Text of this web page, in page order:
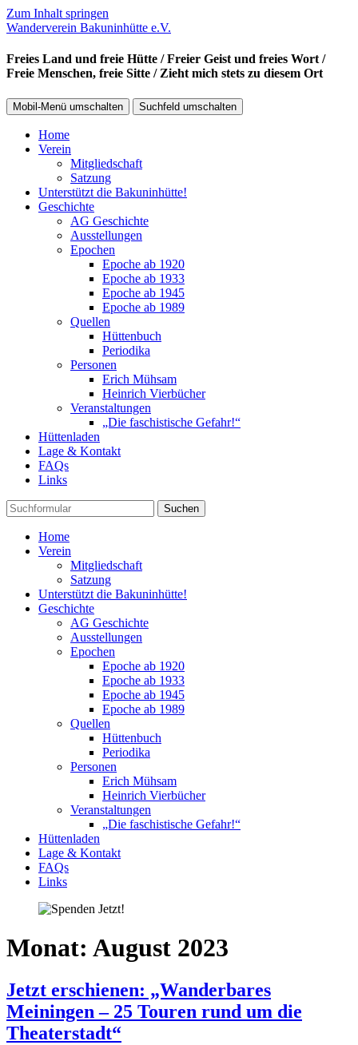
Zum Inhalt springen
Wanderverein Bakuninhütte e.V.
Freies Land und freie Hütte / Freier Geist und freies Wort /
Freie Menschen, freie Sitte / Zieht mich stets zu diesem Ort
Mobil-Menü umschalten Suchfeld umschalten
Home
Verein
Mitgliedschaft
Satzung
Unterstützt die Bakuninhütte!
Geschichte
AG Geschichte
Ausstellungen
Epochen
Epoche ab 1920
Epoche ab 1933
Epoche ab 1945
Epoche ab 1989
Quellen
Hüttenbuch
Periodika
Personen
Erich Mühsam
Heinrich Vierbücher
Veranstaltungen
„Die faschistische Gefahr!“
Hüttenladen
Lage & Kontakt
FAQs
Links
Suchen
Home
Verein
Mitgliedschaft
Satzung
Unterstützt die Bakuninhütte!
Geschichte
AG Geschichte
Ausstellungen
Epochen
Epoche ab 1920
Epoche ab 1933
Epoche ab 1945
Epoche ab 1989
Quellen
Hüttenbuch
Periodika
Personen
Erich Mühsam
Heinrich Vierbücher
Veranstaltungen
„Die faschistische Gefahr!“
Hüttenladen
Lage & Kontakt
FAQs
Links
Monat: August 2023
Jetzt erschienen: „Wanderbares
Meiningen – 25 Touren rund um die
Theaterstadt“